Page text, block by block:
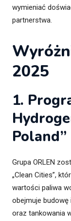
wymieniać
partnerstwa.
2025
1.
Poland”
Grupa ORLEN
„Clean Cities”,
wartości paliwa
obejmuje
oraz tankowania